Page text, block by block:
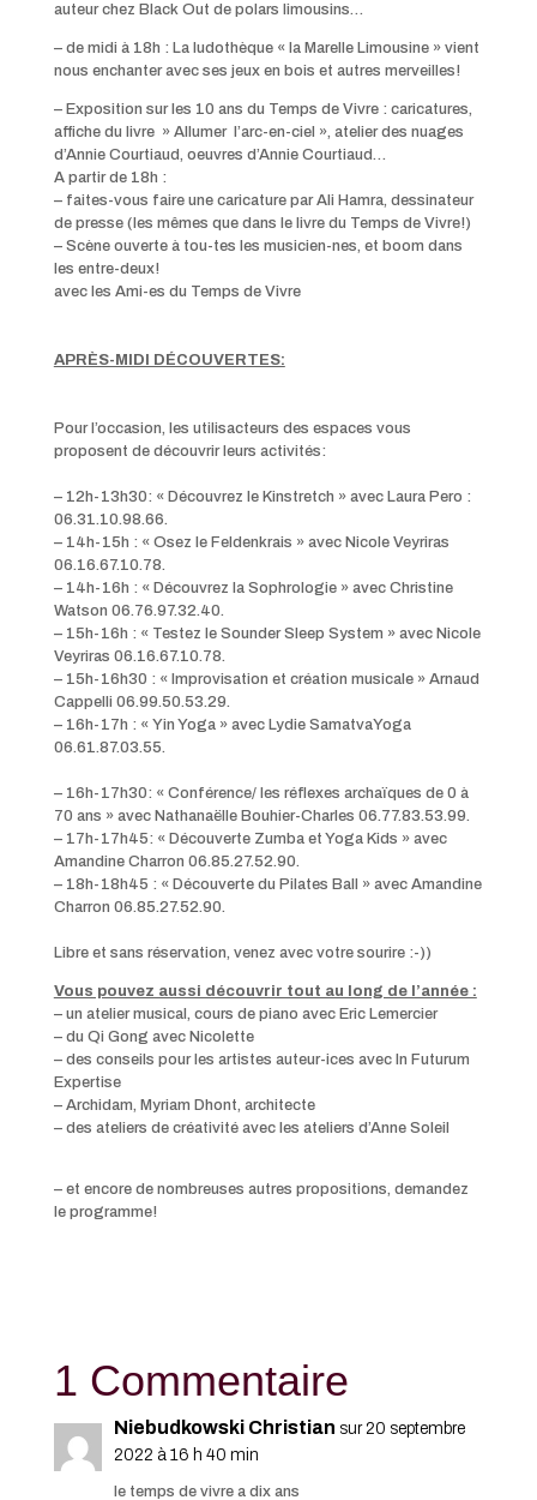
auteur chez Black Out de polars limousins…
– de midi à 18h : La ludothèque « la Marelle Limousine » vient
nous enchanter avec ses jeux en bois et autres merveilles!
– Exposition sur les 10 ans du Temps de Vivre : caricatures,
affiche du livre » Allumer l’arc-en-ciel », atelier des nuages
d’Annie Courtiaud, oeuvres d’Annie Courtiaud…
A partir de 18h :
– faites-vous faire une caricature par Ali Hamra, dessinateur
de presse (les mêmes que dans le livre du Temps de Vivre!)
– Scène ouverte à tou-tes les musicien-nes, et boom dans
les entre-deux!
avec les Ami-es du Temps de Vivre
APRÈS-MIDI DÉCOUVERTES:
Pour l’occasion, les utilisacteurs des espaces vous
proposent de découvrir leurs activités:
– 12h-13h30: « Découvrez le Kinstretch » avec Laura Pero :
06.31.10.98.66.
– 14h-15h : « Osez le Feldenkrais » avec Nicole Veyriras
06.16.67.10.78.
– 14h-16h : « Découvrez la Sophrologie » avec Christine
Watson 06.76.97.32.40.
– 15h-16h : « Testez le Sounder Sleep System » avec Nicole
Veyriras 06.16.67.10.78.
– 15h-16h30 : « Improvisation et création musicale » Arnaud
Cappelli 06.99.50.53.29.
– 16h-17h : « Yin Yoga » avec Lydie SamatvaYoga
06.61.87.03.55.
– 16h-17h30: « Conférence/ les réflexes archaïques de 0 à
70 ans » avec Nathanaëlle Bouhier-Charles 06.77.83.53.99.
– 17h-17h45: « Découverte Zumba et Yoga Kids » avec
Amandine Charron 06.85.27.52.90.
– 18h-18h45 : « Découverte du Pilates Ball » avec Amandine
Charron 06.85.27.52.90.
Libre et sans réservation, venez avec votre sourire :-))
Vous pouvez aussi découvrir tout au long de l’année :
– un atelier musical, cours de piano avec Eric Lemercier
– du Qi Gong avec Nicolette
– des conseils pour les artistes auteur-ices avec In Futurum
Expertise
– Archidam, Myriam Dhont, architecte
– des ateliers de créativité avec les ateliers d’Anne Soleil
– et encore de nombreuses autres propositions, demandez
le programme!
1 Commentaire
Niebudkowski Christian sur 20 septembre
2022 à 16 h 40 min
le temps de vivre a dix ans